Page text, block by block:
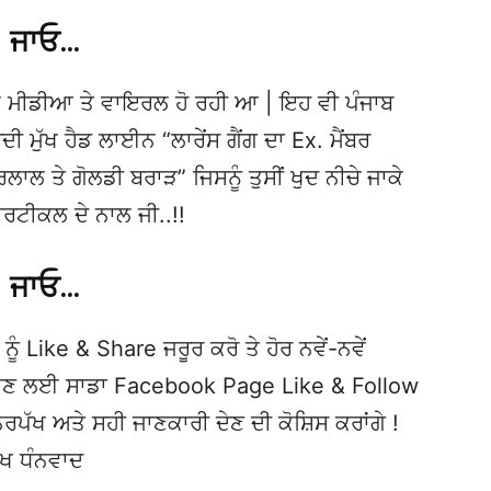
ਜਾਓ…
ਤੇ ਵਾਇਰਲ ਹੋ ਰਹੀ ਆ | ਇਹ ਵੀ ਪੰਜਾਬ
ਮੁੱਖ ਹੈਡ ਲਾਈਨ “ਲਾਰੇਂਸ ਗੈਂਗ ਦਾ Ex. ਮੈਂਬਰ
ਤੇ ਗੋਲਡੀ ਬਰਾੜ” ਜਿਸਨੂੰ ਤੁਸੀਂ ਖੁਦ ਨੀਚੇ ਜਾਕੇ
ਦੇ ਨਾਲ ਜੀ..!!
ਜਾਓ…
Like & Share ਜਰੂਰ ਕਰੋ ਤੇ ਹੋਰ ਨਵੇਂ-ਨਵੇਂ
ਲਈ ਸਾਡਾ Facebook Page Like & Follow
ਅਤੇ ਸਹੀ ਜਾਣਕਾਰੀ ਦੇਣ ਦੀ ਕੋਸ਼ਿਸ ਕਰਾਂਗੇ !
ਧੰਨਵਾਦ